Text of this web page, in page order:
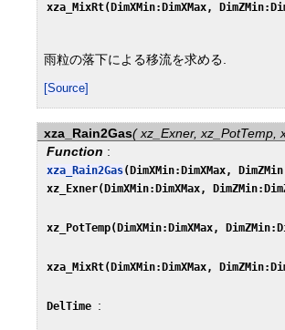
xza_MixRt(DimXMin:DimXMax,
雨粒の落下による移流を求める.
[Source]
xza_Rain2Gas( xz_Exner, xz_PotTemp,
Function :
xza_Rain2Gas(DimXMin:DimXMax,
xz_Exner(DimXMin:DimXMax,
xz_PotTemp(DimXMin:DimXMax,
xza_MixRt(DimXMin:DimXMax,
DelTime :